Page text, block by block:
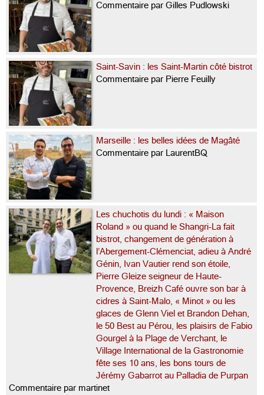
Commentaire par Gilles Pudlowski
Saint-Savin : les Saint-Martin côté bistrot
Commentaire par Pierre Feuilly
Marseille : les belles idées de Magâté
Commentaire par LaurentBQ
Les chuchotis du lundi : « Maison
Roland » ou quand le Shangri-La fait
bistrot, changement de génération à
l’Abergement-Clémenciat, adieu à André
Génin, Ivan Vautier rend son étoile,
Pierre Gleize seigneur de Haute-
Provence, Breizh Café ouvre son bar à
cidres à Saint-Malo, « Minot » ou les
glaces de Glenn Viel et Brandon Dehan,
le 50 Best au Pérou, les plaisirs de Fabio
Gourgel à la Plage de Verchant, le
Village International de la Gastronomie
fête ses 10 ans, les bons tours de
Jérémy Gabarrot au Palladia de Purpan
Commentaire par martinet